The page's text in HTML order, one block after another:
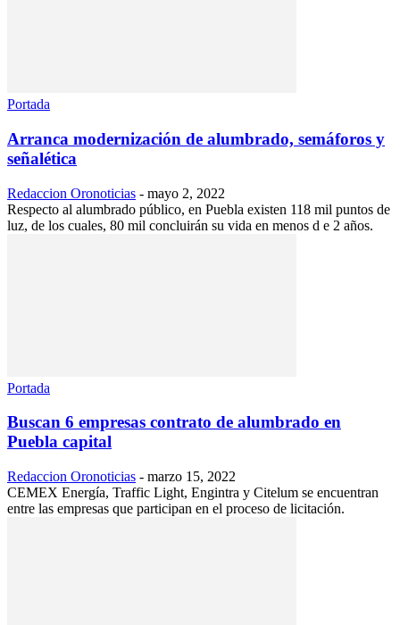
Portada
Arranca modernización de alumbrado, semáforos y
señalética
Redaccion Oronoticias - mayo 2, 2022
Respecto al alumbrado público, en Puebla existen 118 mil puntos de
luz, de los cuales, 80 mil concluirán su vida en menos d e 2 años.
Portada
Buscan 6 empresas contrato de alumbrado en
Puebla capital
Redaccion Oronoticias - marzo 15, 2022
CEMEX Energía, Traffic Light, Engintra y Citelum se encuentran
entre las empresas que participan en el proceso de licitación.